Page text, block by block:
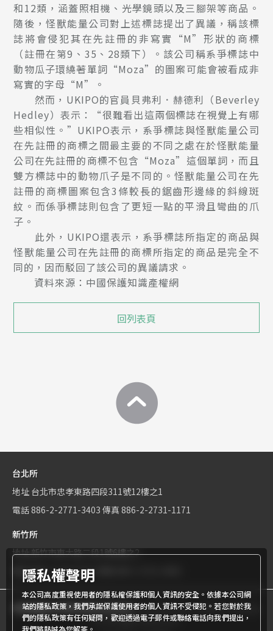
和12類，涵蓋照相機、光學鏡頭以及三腳架等商品。
隨後，怪獸能量公司對上述標誌提出了異議，稱該標
誌將會侵犯其在先註冊的非寫實“M”形狀的商標
（註冊在第9、35、28類下）。該公司稱系爭標誌中
動物瓜子環繞著單詞“Moza”的圖案可能會被看成非
寫實的字母“M”。
然而，UKIPO的官員貝弗利．赫德利（Beverley
Hedley）表示：“很難看出這兩個標誌在視覺上有哪
些相似性。”UKIPO表示，系爭標誌與怪獸能量公司
在先註冊的商標之間最主要的不同之處在於怪獸能量
公司在先註冊的商標不包含“Moza”這個單詞，而且
雙方標誌中的動物爪子是不同的。怪獸能量公司在先
註冊的商標圖案包含3條較長的鋸齒形邊緣的斜線斑
紋。而係爭標誌則包含了更短一點的平滑且彎曲的爪
子。
此外，UKIPO還表示，系爭標誌所指定的商品與
怪獸能量公司在先註冊的商標所指定的商品是完全不
同的，因而駁回了該公司的異議請求。
資料來源：中國保護知識產權網
回列表頁
台北所
地址 台北市忠孝東路四段311號12樓之1
電話886-2-2771-3403 傳真 886-2-2731-1171
新竹所
地址新竹市東大路二段1號6樓之2
電話886-3-534-9161
商標權屬世界專利有限公司所有© World Patent Limited Company
Inc All Rights Reserved.
隱私權聲明
本公司高度重視使用者的隱私權保護和個人資訊的安全。依據本公司網
站的隱私政策，我們承諾保護使用者的個人資訊不受侵犯。若您對於我
們的隱私政策有任何疑問，歡迎透過電子郵件或聯絡電話向我們提出，
我們將熱誠為您解答。